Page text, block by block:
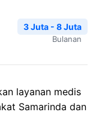
3 Juta - 8 Juta
Bulanan
layanan medis
Samarinda dan